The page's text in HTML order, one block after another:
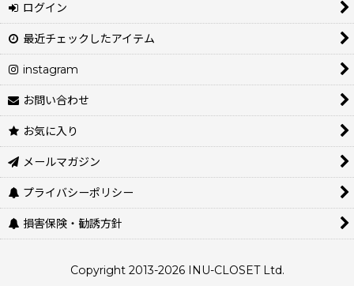
ログイン
最近チェックしたアイテム
instagram
お問い合わせ
お気に入り
メールマガジン
プライバシーポリシー
損害保険・勧誘方針
Copyright 2013-2026 INU-CLOSET Ltd.